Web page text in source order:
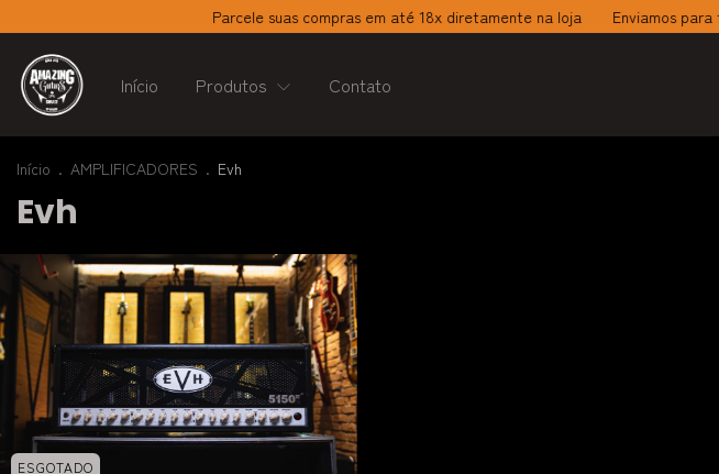
Parcele suas compras em até 18x diretamente na loja Enviamos para
Início Produtos Contato
Início . AMPLIFICADORES . Evh
Evh
ESGOTADO